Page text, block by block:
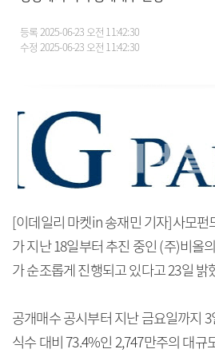
등록2025-06-23 오전 11:42:30
수정 2025-06-23 오전 11:42:30
[이데일리 마켓in 송재민 기자]사모펀
가 지난 18일부터 추진 중인 (주)비올
가 순조롭게 진행되고 있다고 23일 밝
공개매수 공시부터 지난 금요일까지
식수 대비 73.4%인 2,747만주의 대규